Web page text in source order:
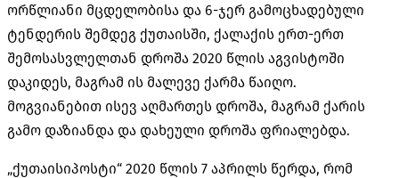
ორწლიანი მცდელობისა და 6-ჯერ გამოცხადებული
ტენდერის შემდეგ ქუთაისში, ქალაქის ერთ-ერთ
შემოსასვლელთან დროშა 2020 წლის აგვისტოში
დაკიდეს, მაგრამ ის მალევე ქარმა წაიღო.
მოგვიანებით ისევ აღმართეს დროშა, მაგრამ ქარის
გამო დაზიანდა და დახეული დროშა ფრიალებდა.
„ქუთაისიპოსტი“ 2020 წლის 7 აპრილს წერდა, რომ